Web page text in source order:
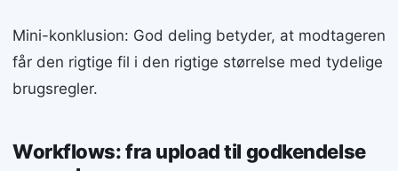
Mini-konklusion: God deling betyder, at modtageren
får den rigtige fil i den rigtige størrelse med tydelige
brugsregler.
Workflows: fra upload til godkendelse